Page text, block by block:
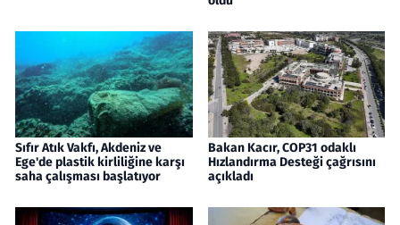
Sıfır Atık Vakfı, Akdeniz ve
Ege'de plastik kirliliğine karşı
saha çalışması başlatıyor
Bakan Kacır, COP31 odaklı
Hızlandırma Desteği çağrısını
açıkladı